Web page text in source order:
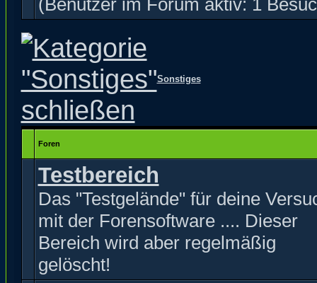
(Benutzer im Forum aktiv: 1
Sonstiges
Foren
Testbereich
Das "Testgelände" für deine
mit der Forensoftware .... Dieser
Bereich wird aber regelmäßig
gelöscht!